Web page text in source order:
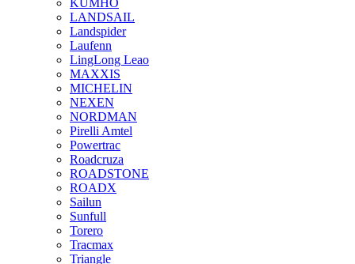
LANDSAIL
Landspider
Laufenn
LingLong Leao
MAXXIS
MICHELIN
NEXEN
NORDMAN
Pirelli Amtel
Powertrac
Roadcruza
ROADSTONE
ROADX
Sailun
Sunfull
Torero
Tracmax
Triangle